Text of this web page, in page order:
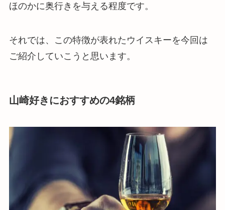
ほのかに奥行きを与える程度です。
それでは、この特徴が表れたウイスキーを今回は
ご紹介していこうと思います。
山崎好きにおすすめの4銘柄